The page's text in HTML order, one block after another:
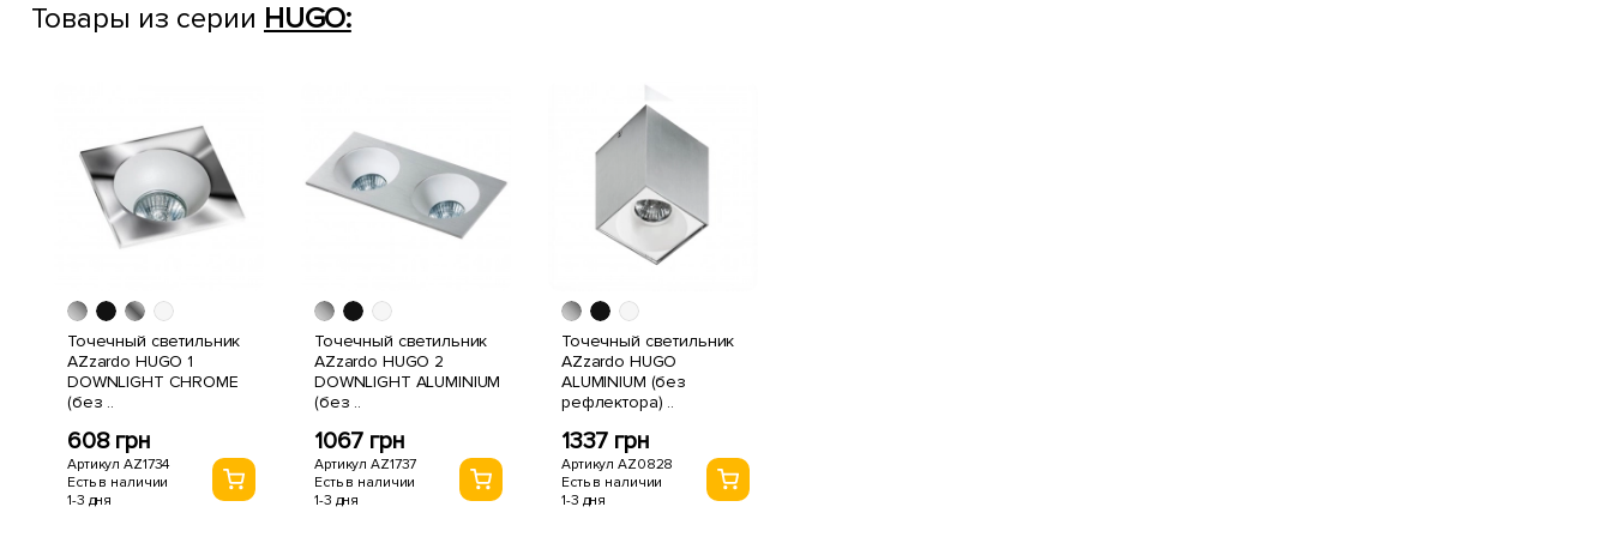
Товары из серии HUGO:
Точечный светильник
AZzardo HUGO 1
DOWNLIGHT CHROME
(без ..
608 грн
Артикул AZ1734
Есть в наличии
1-3 дня
Точечный светильник
AZzardo HUGO 2
DOWNLIGHT ALUMINIUM
(без ..
1067 грн
Артикул AZ1737
Есть в наличии
1-3 дня
Точечный светильник
AZzardo HUGO
ALUMINIUM (без
рефлектора) ..
1337 грн
Артикул AZ0828
Есть в наличии
1-3 дня